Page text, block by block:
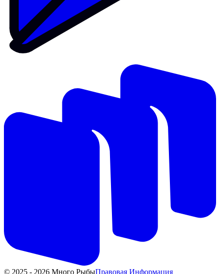
© 2025 - 2026 Много РыбыПравовая Информация